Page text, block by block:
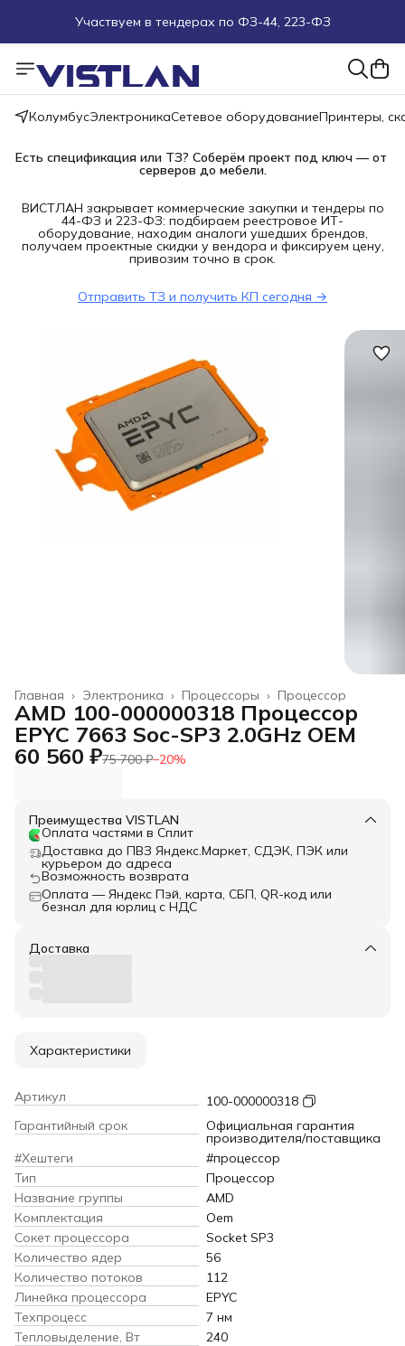
Пуско-наладочные работы
КолумбусЭлектроникаСетевое оборудованиеПринтеры,
Есть спецификация или ТЗ? Соберём проект под ключ — от
серверов до мебели.
ВИСТЛАН закрывает коммерческие закупки и тендеры по
44-ФЗ и 223-ФЗ: подбираем реестровое ИТ-
оборудование, находим аналоги ушедших брендов,
получаем проектные скидки у вендора и фиксируем цену,
привозим точно в срок.
Отправить ТЗ и получить КП сегодня →
Процессор
Процессоры ›
Электроника ›
Главная ›
AMD 100-000000318 Процессор
EPYC 7663 Soc-SP3 2.0GHz OEM
60 560 ₽75 700 ₽−20%
Преимущества VISTLAN
Оплата частями в Сплит
Доставка до ПВЗ Яндекс.Маркет, СДЭК, ПЭК или
курьером до адреса
Возможность возврата
Оплата — Яндекс Пэй, карта, СБП, QR-код или
безнал для юрлиц с НДС
Доставка
Характеристики
Артикул
100-000000318
Гарантийный срок
Официальная гарантия
производителя/поставщика
#Хештеги
#процессор
Тип
Процессор
Название группы
AMD
Комплектация
Oem
Сокет процессора
Socket SP3
Количество ядер
56
Количество потоков
112
Линейка процессора
EPYC
Техпроцесс
7 нм
Тепловыделение, Вт
240